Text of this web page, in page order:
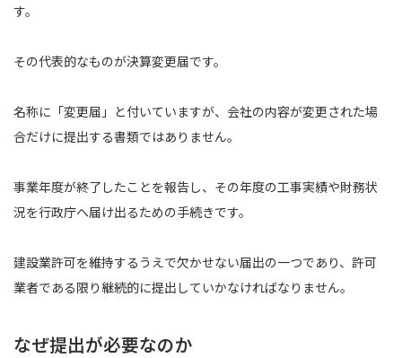
す。
その代表的なものが決算変更届です。
名称に「変更届」と付いていますが、会社の内容が変更された場
合だけに提出する書類ではありません。
事業年度が終了したことを報告し、その年度の工事実績や財務状
況を行政庁へ届け出るための手続きです。
建設業許可を維持するうえで欠かせない届出の一つであり、許可
業者である限り継続的に提出していかなければなりません。
なぜ提出が必要なのか